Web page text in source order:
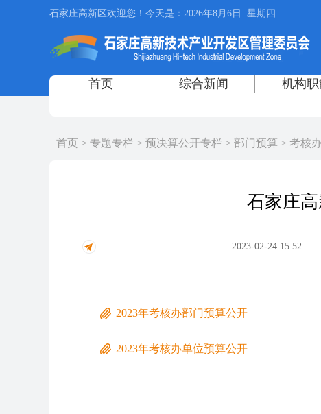
首页 > 专题专栏 > 预决算公开专栏 > 部门预算 > 考核
石家庄
2023-02-24 15:52
2023年考核办部门预算公开
2023年考核办单位预算公开